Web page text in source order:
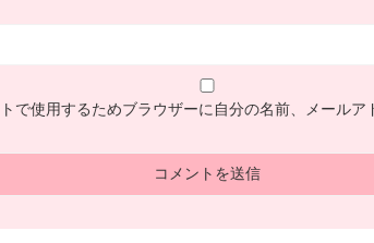
で使用するためブラウザーに自分の名前、メールア